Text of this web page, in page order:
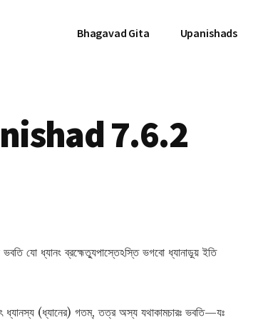
Bhagavad Gita Upanishads
7.6.2
যো ধ্যানং ব্রহ্মেত্যুপাস্তেঽস্তি ভগবো ধ্যানাড়ূয় ইতি
(ধ্যানের) গতম্, তত্র অস্য যথাকামচারঃ ভবতি—যঃ